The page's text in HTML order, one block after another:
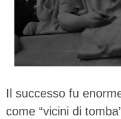
Il successo fu
come “vicini di